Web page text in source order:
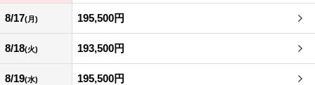
8/17(月) 195,500円
8/18(火) 193,500円
8/19(水) 195,500円